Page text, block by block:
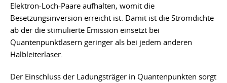
Elektron-Loch-Paare aufhalten, womit die
Besetzungsinversion erreicht ist. Damit ist die Stromdichte
ab der die stimulierte Emission einsetzt bei
Quantenpunktlasern geringer als bei jedem anderen
Halbleiterlaser.
Der Einschluss der Ladungsträger in Quantenpunkten sorgt